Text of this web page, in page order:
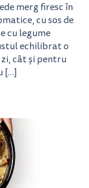
merg firesc în
cu sos de
cu legume
echilibrat o
cât și pentru
[…]